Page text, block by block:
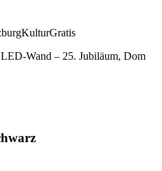
KulturGratis
Wand – 25. Jubiläum, Dom